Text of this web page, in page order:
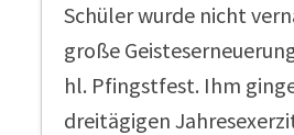
Schüler wurde nicht
große
hl. Pfingstfest. Ihm
dreitägigen